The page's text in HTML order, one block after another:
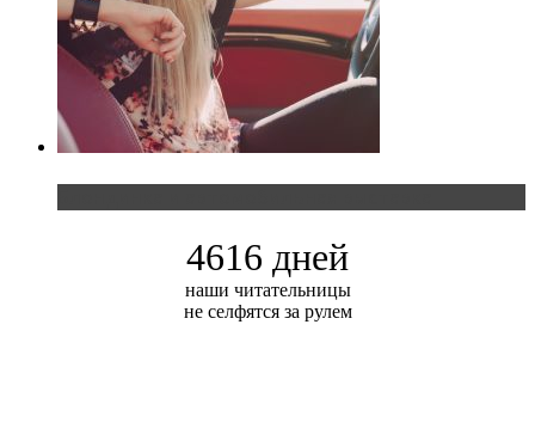
4616 дней
наши читательницы
не селфятся за рулем